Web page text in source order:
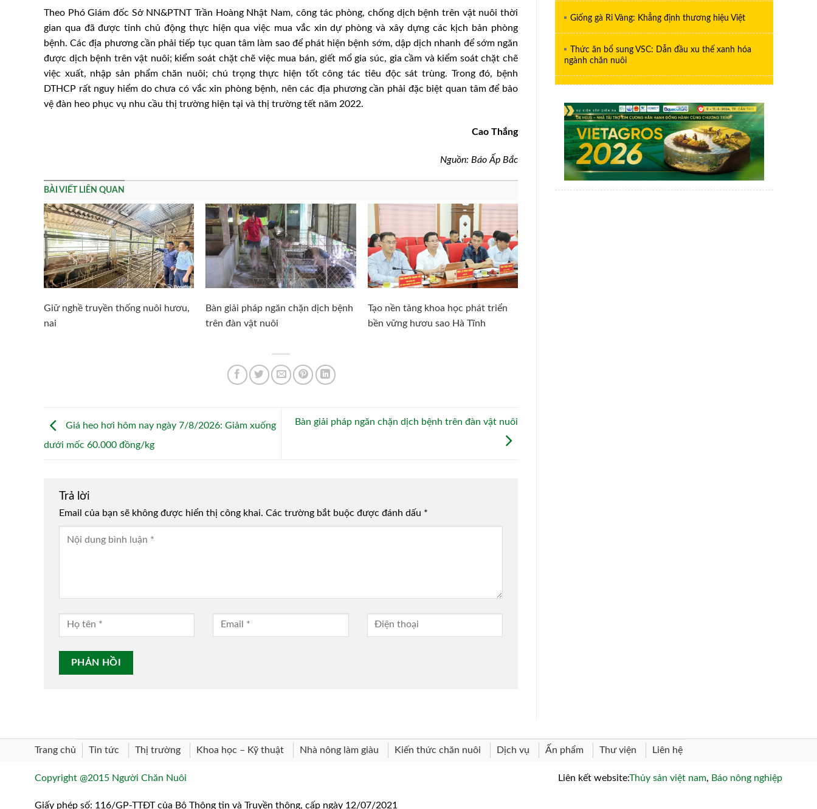
Theo Phó Giám đốc Sở NN&PTNT Trần Hoàng Nhật Nam, công tác phòng, chống dịch bệnh trên vật nuôi thời
gian qua đã được tỉnh chủ động thực hiện qua việc mua vắc xin dự phòng và xây dựng các kịch bản phòng
bệnh. Các địa phương cần phải tiếp tục quan tâm làm sao để phát hiện bệnh sớm, dập dịch nhanh để sớm ngăn
được dịch bệnh trên vật nuôi; kiểm soát chặt chẽ việc mua bán, giết mổ gia súc, gia cầm và kiểm soát chặt chẽ
việc xuất, nhập sản phẩm chăn nuôi; chú trọng thực hiện tốt công tác tiêu độc sát trùng. Trong đó, bệnh
DTHCP rất nguy hiểm do chưa có vắc xin phòng bệnh, nên các địa phương cần phải đặc biệt quan tâm để bảo
vệ đàn heo phục vụ nhu cầu thị trường hiện tại và thị trường tết năm 2022.
Cao Thắng
Nguồn: Báo Ấp Bắc
BÀI VIẾT LIÊN QUAN
Giữ nghề truyền thống nuôi hươu,
nai
Bàn giải pháp ngăn chặn dịch bệnh
trên đàn vật nuôi
Tạo nền tảng khoa học phát triển
bền vững hươu sao Hà Tĩnh
Giá heo hơi hôm nay ngày 7/8/2026: Giảm xuống
dưới mốc 60.000 đồng/kg
Bàn giải pháp ngăn chặn dịch bệnh trên đàn vật nuôi
Trả lời
Email của bạn sẽ không được hiển thị công khai. Các trường bắt buộc được đánh dấu *
Alternative:
Giống gà Ri Vàng: Khẳng định thương hiệu Việt
Thức ăn bổ sung VSC: Dẫn đầu xu thế xanh hóa
ngành chăn nuôi
Trang chủ Tin tức Thị trường Khoa học – Kỹ thuật Nhà nông làm giàu Kiến thức chăn nuôi Dịch vụ Ấn phẩm Thư viện Liên hệ
Copyright @2015 Người Chăn Nuôi
Giấy phép số: 116/GP-TTĐT của Bộ Thông tin và Truyền thông, cấp ngày 12/07/2021
Liên kết website:Thủy sản việt nam, Báo nông nghiệp